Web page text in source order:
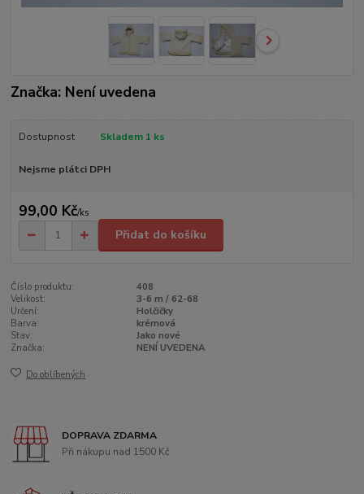
Značka: Není uvedena
Dostupnost Skladem 1 ks
Nejsme plátci DPH
99,00 Kč/ks
Přidat do košíku
Číslo produktu:
408
Velikost:
3-6 m / 62-68
Určení:
Holčičky
Barva:
krémová
Stav:
Jako nové
Značka:
NENÍ UVEDENA
Do oblíbených
DOPRAVA ZDARMA
Při nákupu nad 1500 Kč